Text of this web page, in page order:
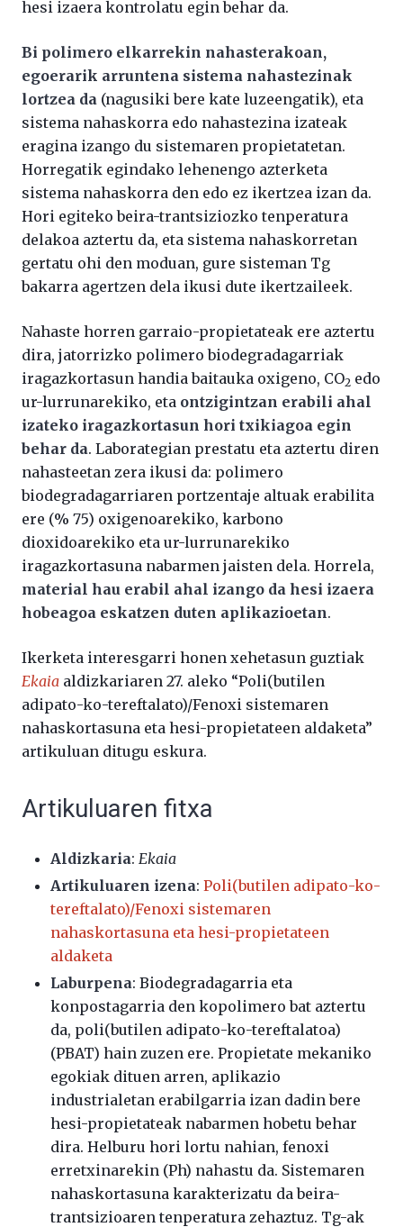
hesi izaera kontrolatu egin behar da.
Bi polimero elkarrekin nahasterakoan,
egoerarik arruntena sistema nahastezinak
lortzea da (nagusiki bere kate luzeengatik), eta
sistema nahaskorra edo nahastezina izateak
eragina izango du sistemaren propietatetan.
Horregatik egindako lehenengo azterketa
sistema nahaskorra den edo ez ikertzea izan da.
Hori egiteko beira-trantsiziozko tenperatura
delakoa aztertu da, eta sistema nahaskorretan
gertatu ohi den moduan, gure sisteman Tg
bakarra agertzen dela ikusi dute ikertzaileek.
Nahaste horren garraio-propietateak ere aztertu
dira, jatorrizko polimero biodegradagarriak
iragazkortasun handia baitauka oxigeno, CO2 edo
ur-lurrunarekiko, eta ontzigintzan erabili ahal
izateko iragazkortasun hori txikiagoa egin
behar da. Laborategian prestatu eta aztertu diren
nahasteetan zera ikusi da: polimero
biodegradagarriaren portzentaje altuak erabilita
ere (% 75) oxigenoarekiko, karbono
dioxidoarekiko eta ur-lurrunarekiko
iragazkortasuna nabarmen jaisten dela. Horrela,
material hau erabil ahal izango da hesi izaera
hobeagoa eskatzen duten aplikazioetan.
Ikerketa interesgarri honen xehetasun guztiak
Ekaia aldizkariaren 27. aleko “Poli(butilen
adipato-ko-tereftalato)/Fenoxi sistemaren
nahaskortasuna eta hesi-propietateen aldaketa”
artikuluan ditugu eskura.
Artikuluaren fitxa
Aldizkaria: Ekaia
Artikuluaren izena: Poli(butilen adipato-ko-
tereftalato)/Fenoxi sistemaren
nahaskortasuna eta hesi-propietateen
aldaketa
Laburpena: Biodegradagarria eta
konpostagarria den kopolimero bat aztertu
da, poli(butilen adipato-ko-tereftalatoa)
(PBAT) hain zuzen ere. Propietate mekaniko
egokiak dituen arren, aplikazio
industrialetan erabilgarria izan dadin bere
hesi-propietateak nabarmen hobetu behar
dira. Helburu hori lortu nahian, fenoxi
erretxinarekin (Ph) nahastu da. Sistemaren
nahaskortasuna karakterizatu da beira-
trantsizioaren tenperatura zehaztuz. Tg-ak